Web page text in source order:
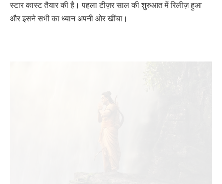
स्टार कास्ट तैयार की है। पहला टीज़र साल की शुरुआत में रिलीज़ हुआ
और इसने सभी का ध्यान अपनी ओर खींचा।